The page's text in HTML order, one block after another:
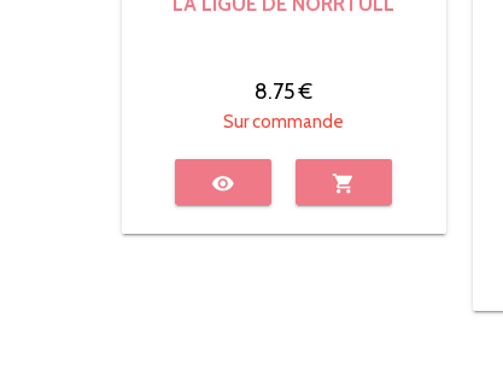
8.75 €
Sur commande
visibility shopping_cart